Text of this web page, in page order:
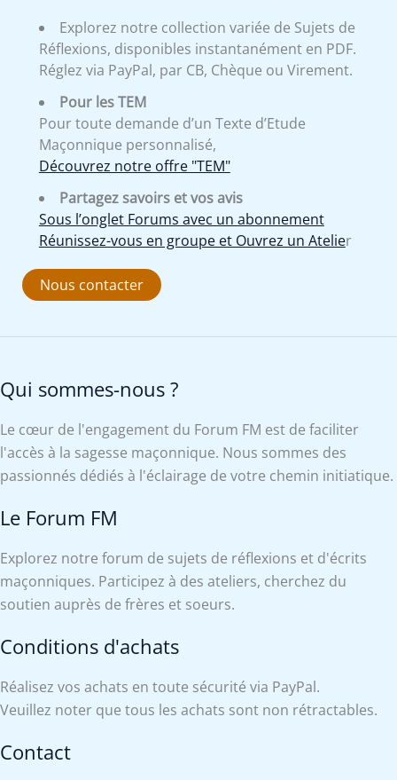
Explorez notre collection variée de Sujets de
Réflexions, disponibles instantanément en PDF.
Réglez via PayPal, par CB, Chèque ou Virement.
Pour les TEM
Pour toute demande d’un Texte d’Etude
Maçonnique personnalisé,
Découvrez notre offre "TEM"
Partagez savoirs et vos avis
Sous l’onglet Forums avec un abonnement
Réunissez-vous en groupe et Ouvrez un Atelier
Nous contacter
Qui sommes-nous ?
Le cœur de l'engagement du Forum FM est de faciliter
l'accès à la sagesse maçonnique. Nous sommes des
passionnés dédiés à l'éclairage de votre chemin initiatique.
Le Forum FM
Explorez notre forum de sujets de réflexions et d'écrits
maçonniques. Participez à des ateliers, cherchez du
soutien auprès de frères et soeurs.
Conditions d'achats
Réalisez vos achats en toute sécurité via PayPal.
Veuillez noter que tous les achats sont non rétractables.
Contact